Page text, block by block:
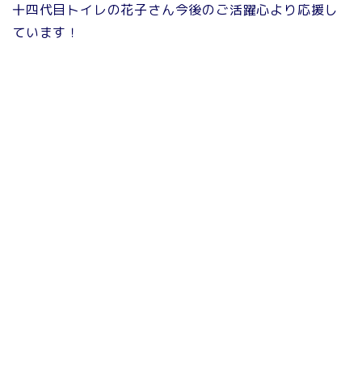
十四代目トイレの花子さん今後のご活躍心より応援し
ています！